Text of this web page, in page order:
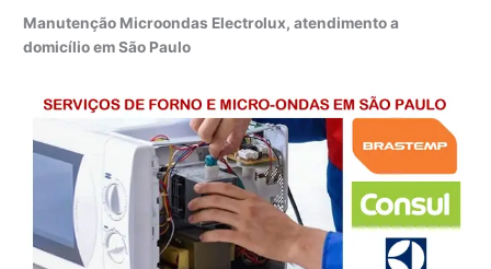
Manutenção Microondas Electrolux, atendimento a
domicílio em São Paulo